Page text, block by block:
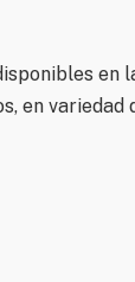
en
en variedad